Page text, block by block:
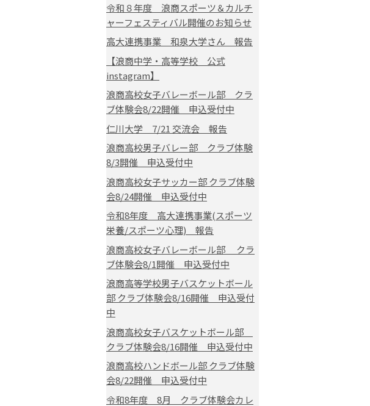
令和８年度 浪商スポーツ＆カルチ
ャーフェスティバル開催のお知らせ
高大連携事業 和泉大学さん 報告
【浪商中学・高等学校 公式
instagram】
浪商高校女子バレーボール部 クラ
ブ体験会8/22開催 申込受付中
仁川大学 7/21 交流会 報告
浪商高校男子バレー部 クラブ体験
8/3開催 申込受付中
浪商高校女子サッカー部 クラブ体験
会8/24開催 申込受付中
令和8年度 高大連携事業(スポーツ
栄養/スポーツ心理) 報告
浪商高校女子バレーボール部 クラ
ブ体験会8/1開催 申込受付中
浪商高等学校男子バスケットボール
部 クラブ体験会8/16開催 申込受付
中
浪商高校女子バスケットボール部
クラブ体験会8/16開催 申込受付中
浪商高校ハンドボール部 クラブ体験
会8/22開催 申込受付中
令和8年度 8月 クラブ体験会カレ